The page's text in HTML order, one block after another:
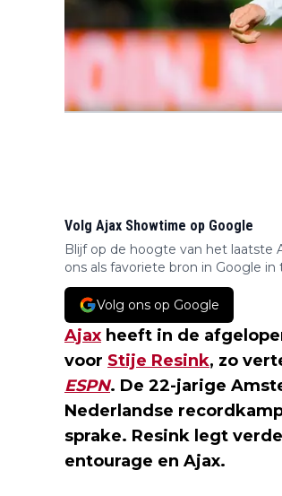
Volg Ajax Showtime op Google
Blijf op de hoogte van het laatste
ons als favoriete bron in Google in
Volg ons op Google
Ajax heeft in de
voor Stije Resink, zo
ESPN. De 22-jarige
Nederlandse
sprake. Resink legt
entourage en Ajax.